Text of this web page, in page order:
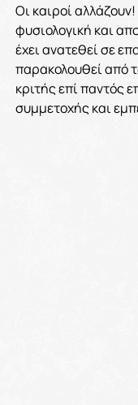
Οι καιροί
φυσιολογική και
έχει ανατεθεί σε
παρακολουθεί από
κριτής επί παντός
συμμετοχής και